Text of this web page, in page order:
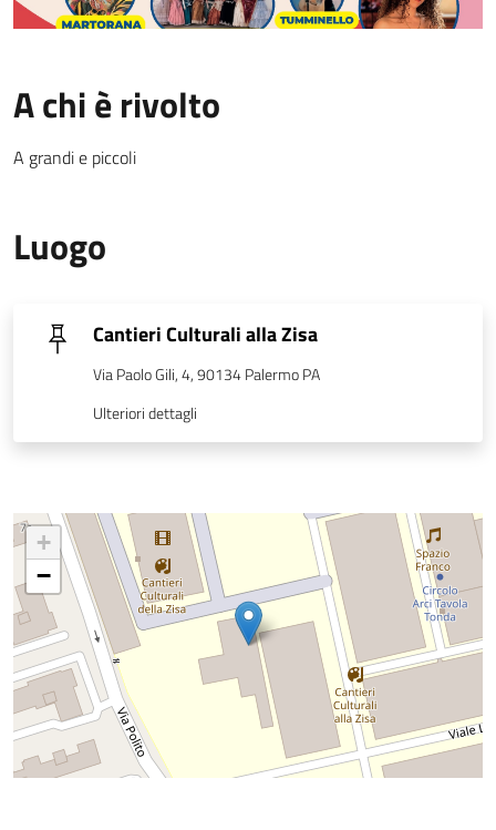
A chi è rivolto
A grandi e piccoli
Luogo
Cantieri Culturali alla Zisa
Via Paolo Gili, 4, 90134 Palermo PA
Ulteriori dettagli
+
−